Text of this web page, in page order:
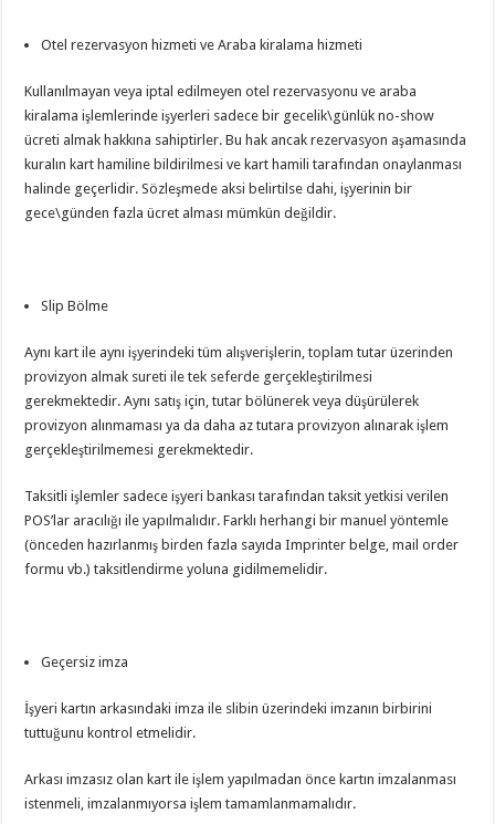
Otel rezervasyon hizmeti ve Araba kiralama hizmeti
Kullanılmayan veya iptal edilmeyen otel rezervasyonu ve araba
kiralama işlemlerinde işyerleri sadece bir gecelik\günlük no-show
ücreti almak hakkına sahiptirler. Bu hak ancak rezervasyon aşamasında
kuralın kart hamiline bildirilmesi ve kart hamili tarafından onaylanması
halinde geçerlidir. Sözleşmede aksi belirtilse dahi, işyerinin bir
gece\günden fazla ücret alması mümkün değildir.
Slip Bölme
Aynı kart ile aynı işyerindeki tüm alışverişlerin, toplam tutar üzerinden
provizyon almak sureti ile tek seferde gerçekleştirilmesi
gerekmektedir. Aynı satış için, tutar bölünerek veya düşürülerek
provizyon alınmaması ya da daha az tutara provizyon alınarak işlem
gerçekleştirilmemesi gerekmektedir.
Taksitli işlemler sadece işyeri bankası tarafından taksit yetkisi verilen
POS’lar aracılığı ile yapılmalıdır. Farklı herhangi bir manuel yöntemle
(önceden hazırlanmış birden fazla sayıda Imprinter belge, mail order
formu vb.) taksitlendirme yoluna gidilmemelidir.
Geçersiz imza
İşyeri kartın arkasındaki imza ile slibin üzerindeki imzanın birbirini
tuttuğunu kontrol etmelidir.
Arkası imzasız olan kart ile işlem yapılmadan önce kartın imzalanması
istenmeli, imzalanmıyorsa işlem tamamlanmamalıdır.